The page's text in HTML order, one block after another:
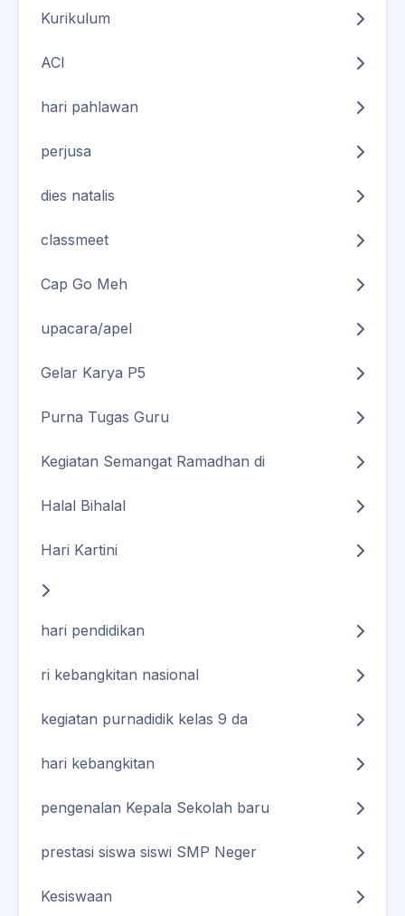
Kurikulum
ACI
hari pahlawan
perjusa
dies natalis
classmeet
Cap Go Meh
upacara/apel
Gelar Karya P5
Purna Tugas Guru
Kegiatan Semangat Ramadhan di
Halal Bihalal
Hari Kartini
hari pendidikan
ri kebangkitan nasional
kegiatan purnadidik kelas 9 da
hari kebangkitan
pengenalan Kepala Sekolah baru
prestasi siswa siswi SMP Neger
Kesiswaan